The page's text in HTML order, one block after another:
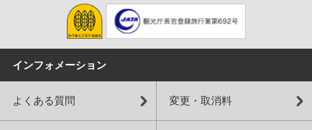
インフォメーション
よくある質問 変更・取消料